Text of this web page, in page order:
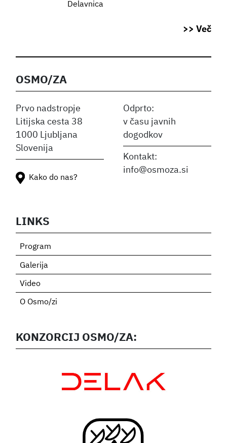
Delavnica
>> Več
OSMO/ZA
Prvo nadstropje
Litijska cesta 38
1000 Ljubljana
Slovenija
Odprto:
v času javnih
dogodkov
Kontakt:
info@osmoza.si
LINKS
Program
Galerija
Video
O Osmo/zi
KONZORCIJ OSMO/ZA:
Kako do nas?